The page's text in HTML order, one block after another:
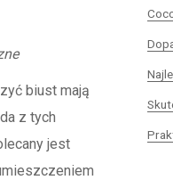
biust mają
z tych
jest